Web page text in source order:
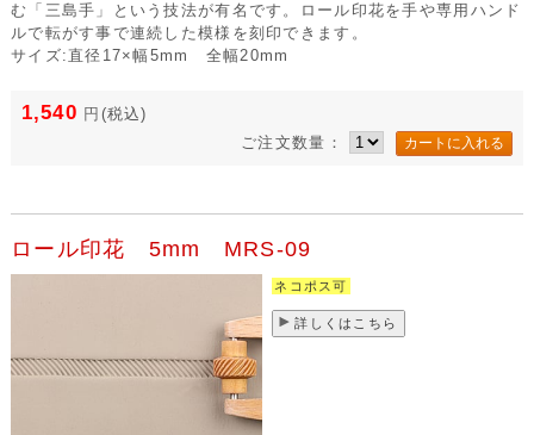
む「三島手」という技法が有名です。ロール印花を手や専用ハンド
ルで転がす事で連続した模様を刻印できます。
サイズ:直径17×幅5mm 全幅20mm
1,540 円 (税込)
ご注文数量：
ロール印花 5mm MRS-09
ネコポス可
詳しくはこちら